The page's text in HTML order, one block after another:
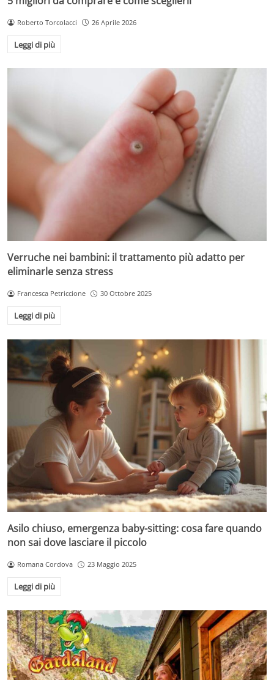
Roberto Torcolacci 26 Aprile 2026
Leggi di più
Verruche nei bambini: il trattamento più adatto per
eliminarle senza stress
Francesca Petriccione 30 Ottobre 2025
Leggi di più
Asilo chiuso, emergenza baby-sitting: cosa fare quando
non sai dove lasciare il piccolo
Romana Cordova 23 Maggio 2025
Leggi di più